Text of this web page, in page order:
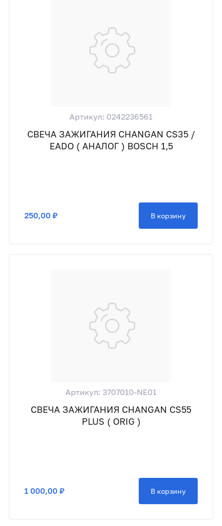
Артикул: 0242236561
СВЕЧА ЗАЖИГАНИЯ CHANGAN CS35 /
EADO ( АНАЛОГ ) BOSCH 1,5
250,00 ₽ В корзину
Артикул: 3707010-NE01
СВЕЧА ЗАЖИГАНИЯ CHANGAN CS55
PLUS ( ORIG )
1 000,00 ₽ В корзину